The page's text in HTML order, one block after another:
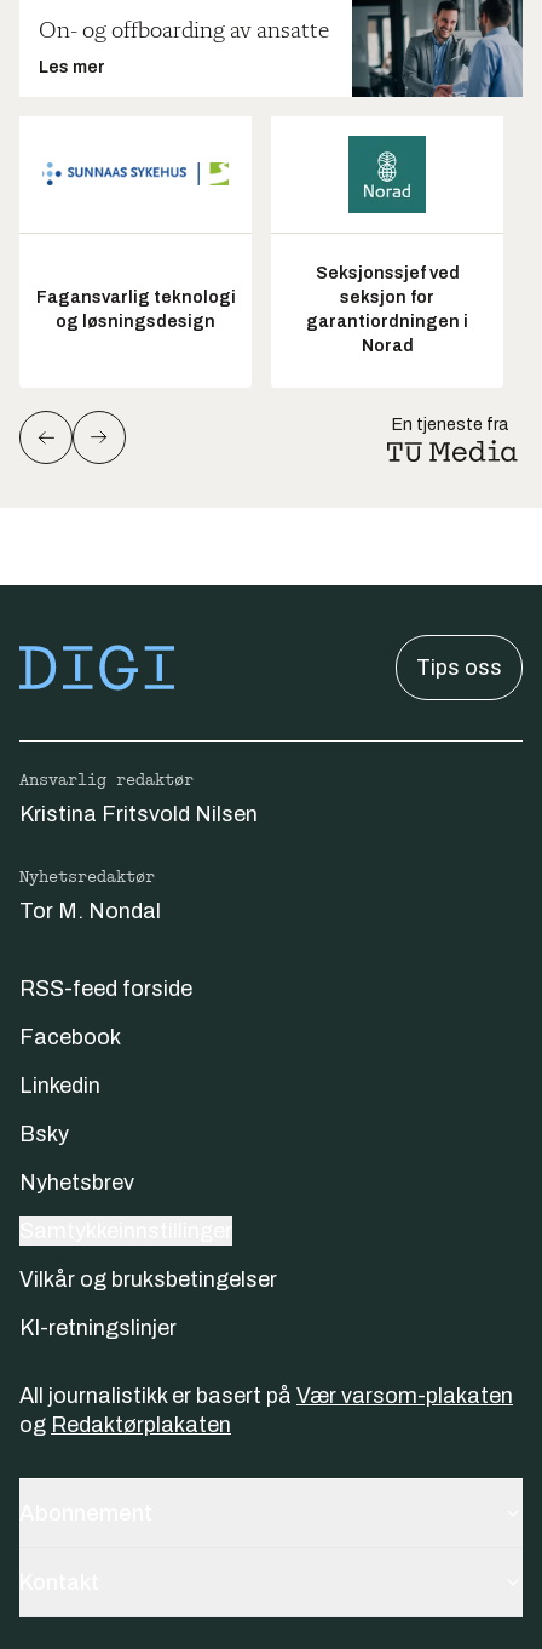
On- og offboarding av ansatte
Les mer
Fagansvarlig teknologi
og løsningsdesign
Seksjonssjef ved
seksjon for
garantiordningen i
Norad
En tjeneste fra
Tips oss
Ansvarlig redaktør
Kristina Fritsvold Nilsen
Nyhetsredaktør
Tor M. Nondal
RSS-feed forside
Facebook
Linkedin
Bsky
Nyhetsbrev
Vilkår og bruksbetingelser
KI-retningslinjer
All journalistikk er basert på Vær varsom-plakaten
og Redaktørplakaten